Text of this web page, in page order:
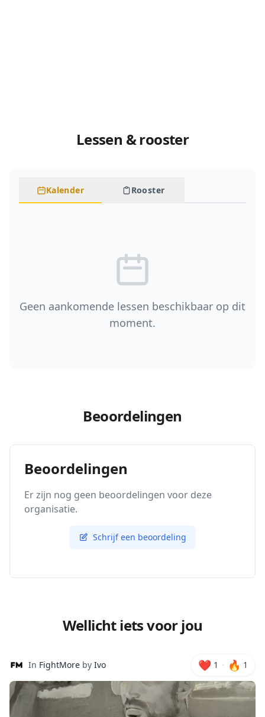
Lessen & rooster
Kalender Rooster
Geen aankomende lessen beschikbaar op dit
moment.
Beoordelingen
Beoordelingen
Er zijn nog geen beoordelingen voor deze
organisatie.
Schrijf een beoordeling
Wellicht iets voor jou
In FightMore by Ivo ❤️ 1 · 🔥 1